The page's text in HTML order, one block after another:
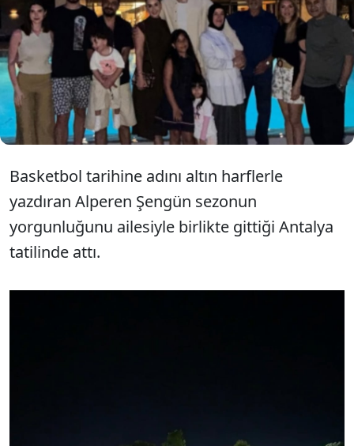
NBA'de başarılı performansıyla üst üste
iki kez All-STAR seçilen Alperen Şengün
bu kez tatil paylaşımıyla beğeni topladı.
Basketbol tarihine adını altın harflerle
yazdıran Alperen Şengün sezonun
yorgunluğunu ailesiyle birlikte gittiği Antalya
tatilinde attı.